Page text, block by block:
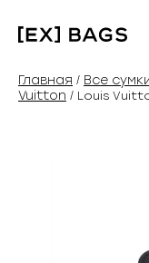
содержимому
Главная / Все
Vuitton / Louis